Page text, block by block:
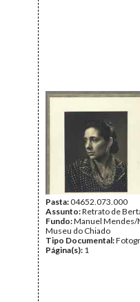
Pasta:04652.073.000
Assunto:Retrato de
Fundo:Manuel Mendes/
Museu do Chiado
Tipo Documental:
Página(s): 1